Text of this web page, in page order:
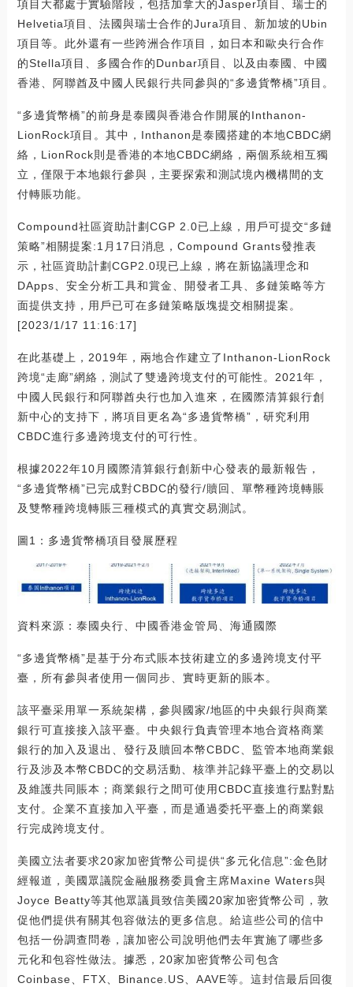
項目大都處于實驗階段，包括加拿大的Jasper項目、瑞士的
Helvetia項目、法國與瑞士合作的Jura項目、新加坡的Ubin
項目等。此外還有一些跨洲合作項目，如日本和歐央行合作
的Stella項目、多國合作的Dunbar項目、以及由泰國、中國
香港、阿聯酋及中國人民銀行共同參與的“多邊貨幣橋”項目。
“多邊貨幣橋”的前身是泰國與香港合作開展的Inthanon-
LionRock項目。其中，Inthanon是泰國搭建的本地CBDC網
絡，LionRock則是香港的本地CBDC網絡，兩個系統相互獨
立，僅限于本地銀行參與，主要探索和測試境內機構間的支
付轉賬功能。
Compound社區資助計劃CGP 2.0已上線，用戶可提交“多鏈
策略”相關提案:1月17日消息，Compound Grants發推表
示，社區資助計劃CGP2.0現已上線，將在新協議理念和
DApps、安全分析工具和賞金、開發者工具、多鏈策略等方
面提供支持，用戶已可在多鏈策略版塊提交相關提案。
[2023/1/17 11:16:17]
在此基礎上，2019年，兩地合作建立了Inthanon-LionRock
跨境“走廊”網絡，測試了雙邊跨境支付的可能性。2021年，
中國人民銀行和阿聯酋央行也加入進來，在國際清算銀行創
新中心的支持下，將項目更名為“多邊貨幣橋”，研究利用
CBDC進行多邊跨境支付的可行性。
根據2022年10月國際清算銀行創新中心發表的最新報告，
“多邊貨幣橋”已完成對CBDC的發行/贖回、單幣種跨境轉賬
及雙幣種跨境轉賬三種模式的真實交易測試。
圖1：多邊貨幣橋項目發展歷程
資料來源：泰國央行、中國香港金管局、海通國際
“多邊貨幣橋”是基于分布式賬本技術建立的多邊跨境支付平
臺，所有參與者使用一個同步、實時更新的賬本。
該平臺采用單一系統架構，參與國家/地區的中央銀行與商業
銀行可直接接入該平臺。中央銀行負責管理本地合資格商業
銀行的加入及退出、發行及贖回本幣CBDC、監管本地商業銀
行及涉及本幣CBDC的交易活動、核準并記錄平臺上的交易以
及維護共同賬本；商業銀行之間可使用CBDC直接進行點對點
支付。企業不直接加入平臺，而是通過委托平臺上的商業銀
行完成跨境支付。
美國立法者要求20家加密貨幣公司提供“多元化信息”:金色財
經報道，美國眾議院金融服務委員會主席Maxine Waters與
Joyce Beatty等其他眾議員致信美國20家加密貨幣公司，敦
促他們提供有關其包容做法的更多信息。給這些公司的信中
包括一份調查問卷，讓加密公司說明他們去年實施了哪些多
元化和包容性做法。據悉，20家加密貨幣公司包含
Coinbase、FTX、Binance.US、AAVE等。這封信最后回復